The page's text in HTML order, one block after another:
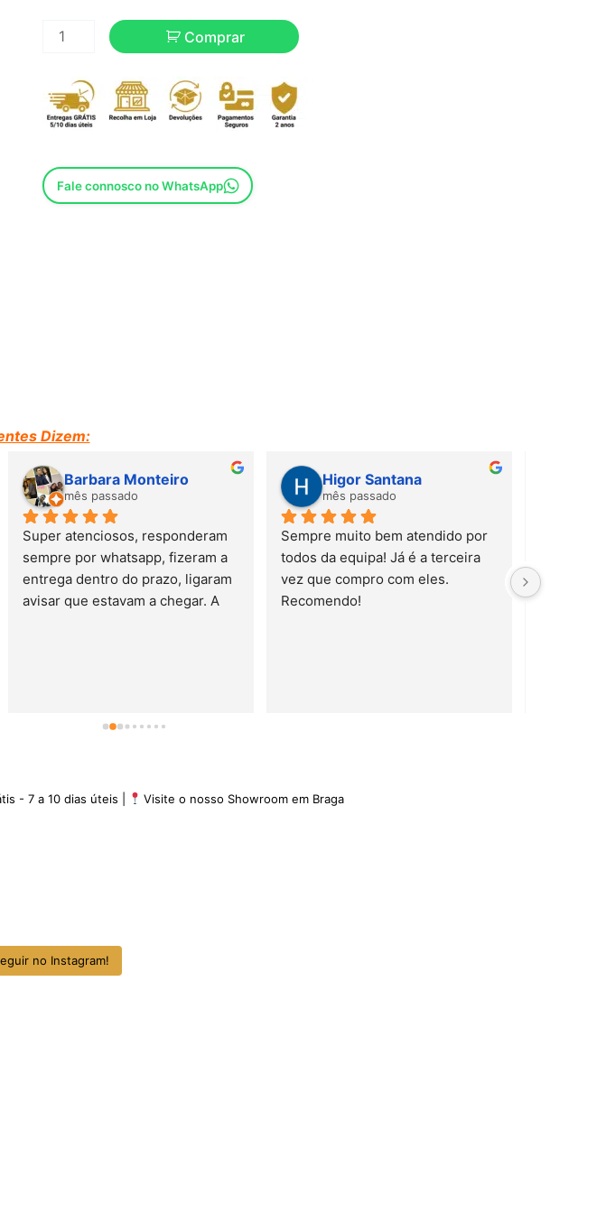
Comprar
Fale connosco no WhatsApp
Dizem:
Barbara Monteiro
mês passado
Super atenciosos, responderam
sempre por whatsapp, fizeram a
entrega dentro do prazo, ligaram
avisar que estavam a chegar. A
Higor Santana
mês passado
Sempre muito bem atendido por
todos da equipa! Já é a terceira
vez que compro com eles.
Recomendo!
- 7 a 10 dias úteis | Visite o nosso Showroom em Braga
no Instagram!